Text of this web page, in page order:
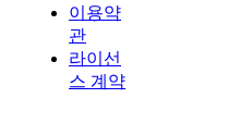
이용약
관
라이선
스 계약